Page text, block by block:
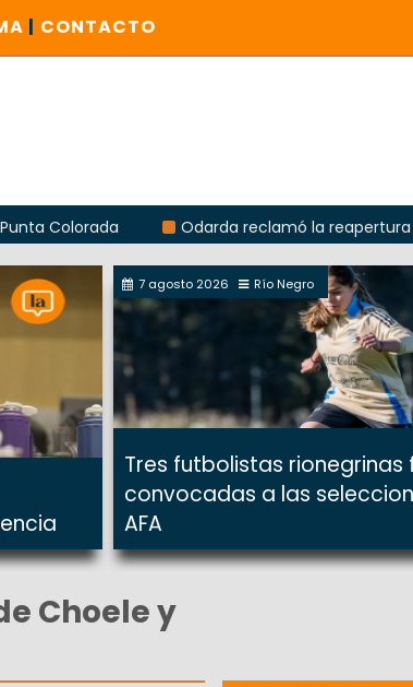
| CONTACTO
Odarda reclamó la reapertura de la
7 agosto 2026 Río Negro
Tres futbolistas rionegrinas
convocadas a las
AFA
Choele y